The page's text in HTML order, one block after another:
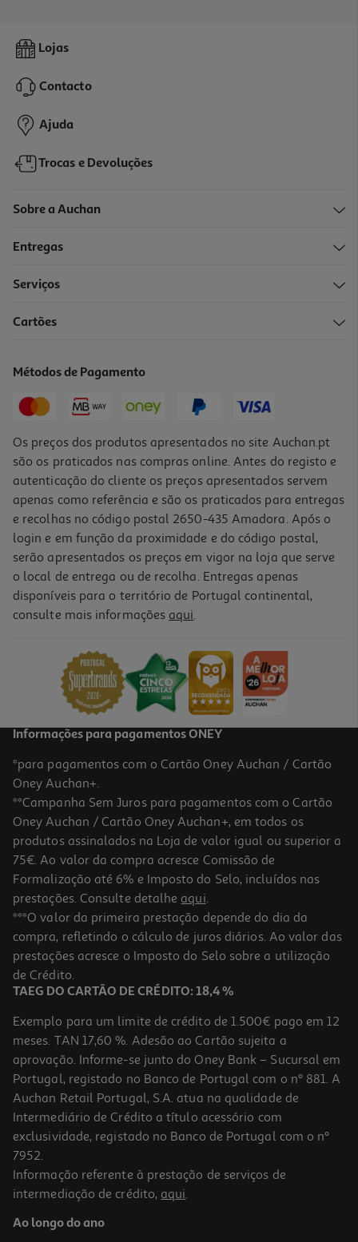
Lojas
Contacto
Ajuda
Trocas e Devoluções
Sobre a Auchan
Entregas
Serviços
Cartões
Métodos de Pagamento
Os preços dos produtos apresentados no site Auchan.pt
são os praticados nas compras online. Antes do registo e
autenticação do cliente os preços apresentados servem
apenas como referência e são os praticados para entregas
e recolhas no código postal 2650-435 Amadora. Após o
login e em função da proximidade e do código postal,
serão apresentados os preços em vigor na loja que serve
o local de entrega ou de recolha. Entregas apenas
disponíveis para o território de Portugal continental,
consulte mais informações aqui.
Informações para pagamentos ONEY
*para pagamentos com o Cartão Oney Auchan / Cartão
Oney Auchan+.
**Campanha Sem Juros para pagamentos com o Cartão
Oney Auchan / Cartão Oney Auchan+, em todos os
produtos assinalados na Loja de valor igual ou superior a
75€. Ao valor da compra acresce Comissão de
Formalização até 6% e Imposto do Selo, incluídos nas
prestações. Consulte detalhe aqui.
***O valor da primeira prestação depende do dia da
compra, refletindo o cálculo de juros diários. Ao valor das
prestações acresce o Imposto do Selo sobre a utilização
de Crédito.
TAEG DO CARTÃO DE CRÉDITO: 18,4 %
Exemplo para um limite de crédito de 1.500€ pago em 12
meses. TAN 17,60 %. Adesão ao Cartão sujeita a
aprovação. Informe-se junto do Oney Bank – Sucursal em
Portugal, registado no Banco de Portugal com o nº 881. A
Auchan Retail Portugal, S.A. atua na qualidade de
Intermediário de Crédito a título acessório com
exclusividade, registado no Banco de Portugal com o nº
7952.
Informação referente à prestação de serviços de
intermediação de crédito, aqui.
Ao longo do ano